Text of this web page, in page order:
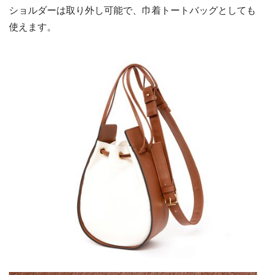
ショルダーは取り外し可能で、巾着トートバッグとしても
使えます。